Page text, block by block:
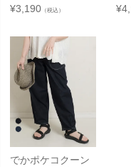
¥3,190 （税込）
¥
でかポケコクーン